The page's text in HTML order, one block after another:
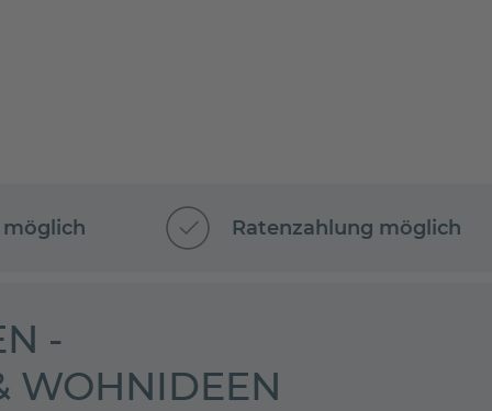
möglich Ratenzahlung möglich
-
WOHNIDEEN